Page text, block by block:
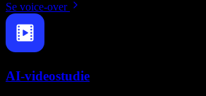
Se voice-over
AI-videostudie